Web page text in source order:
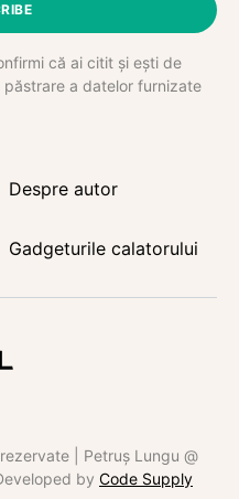
că ai citit și ești de
a datelor furnizate
Despre autor
Gadgeturile calatorului
| Petruș Lungu @
by Code Supply